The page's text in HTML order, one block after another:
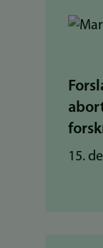
15.